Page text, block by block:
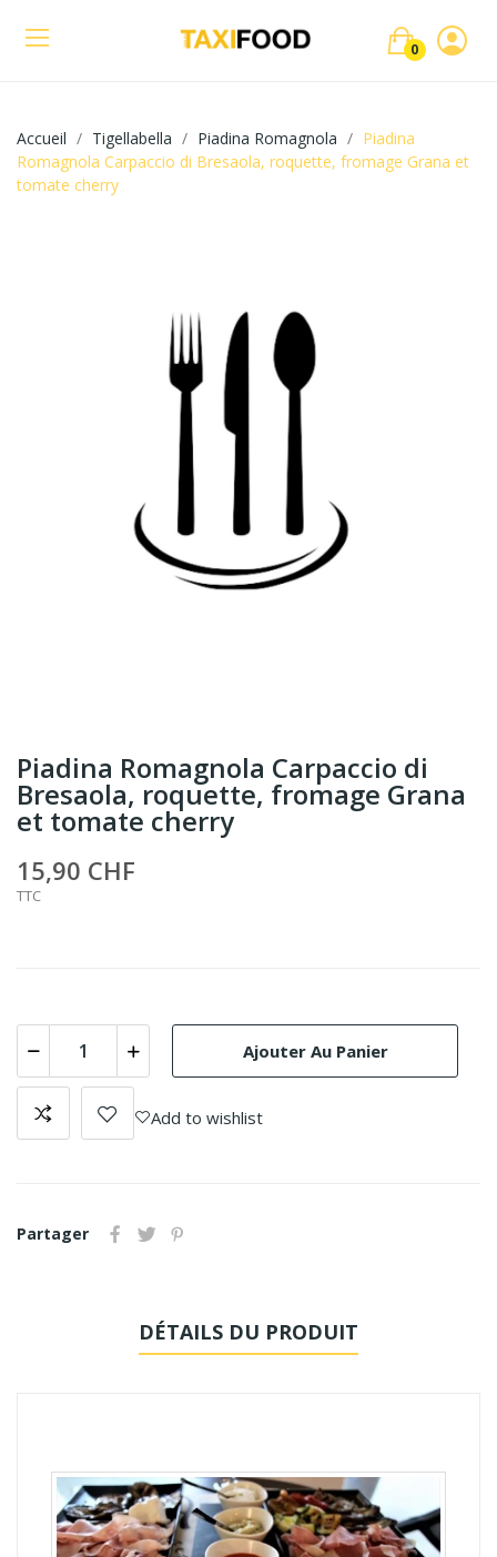
0
Accueil Tigellabella Piadina Romagnola
Piadina
Romagnola Carpaccio di Bresaola, roquette, fromage Grana et
tomate cherry
Piadina Romagnola Carpaccio di
Bresaola, roquette, fromage Grana
et tomate cherry
15,90 CHF
TTC
Ajouter Au Panier
Add to wishlist
Partager
DÉTAILS DU PRODUIT